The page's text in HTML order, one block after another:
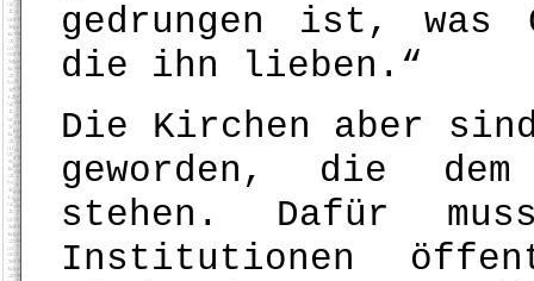
gedrungen ist,
die ihn lieben.“
Die Kirchen aber
geworden, die
stehen. Dafür
Institutionen